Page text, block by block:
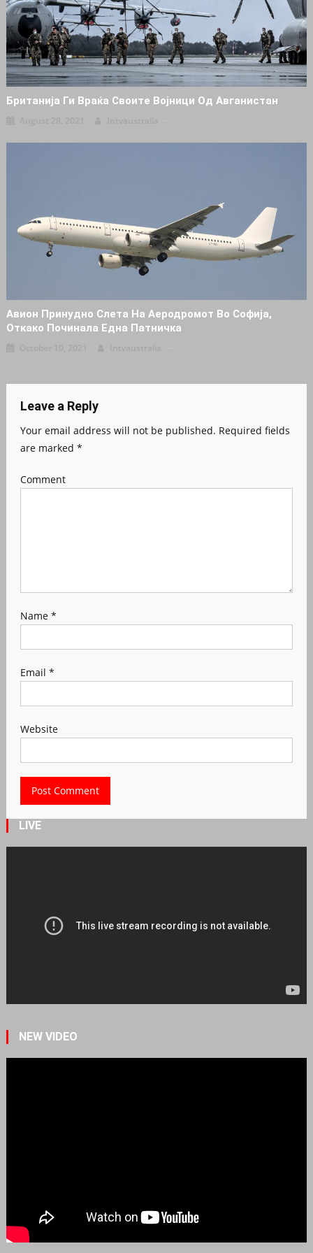
Британија Ги Враќа Своите Војници Од Авганистан
Авион Принудно Слета На Аеродромот Во Софија,
Откако Починала Една Патничка
Leave a Reply
Your email address will not be published. Required fields
are marked *
Comment
Name *
Email *
Website
LIVE
NEW VIDEO